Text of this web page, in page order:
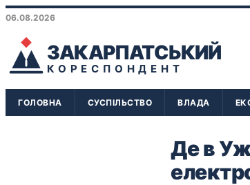
06.08.2026
ЗАКАРПАТСЬКИЙ
КОРЕСПОНДЕНТ
ГОЛОВНА СУСПІЛЬСТВО ВЛАДА
Де в